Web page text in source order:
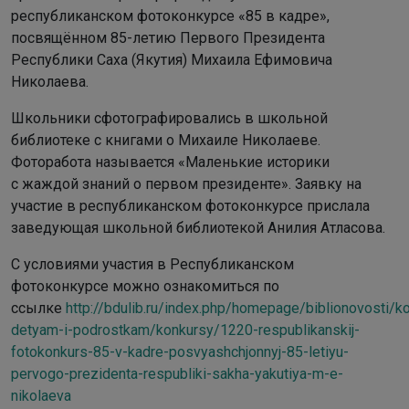
республиканском фотоконкурсе «85 в кадре»,
посвящённом 85-летию Первого Президента
Республики Саха (Якутия) Михаила Ефимовича
Николаева.
Школьники сфотографировались в школьной
библиотеке с книгами о Михаиле Николаеве.
Фоторабота называется «Маленькие историки
с жаждой знаний о первом президенте». Заявку на
участие в республиканском фотоконкурсе прислала
заведующая школьной библиотекой Анилия Атласова.
С условиями участия в Республиканском
фотоконкурсе можно ознакомиться по
ссылке http://bdulib.ru/index.php/homepage/biblionovosti/
detyam-i-podrostkam/konkursy/1220-respublikanskij-
fotokonkurs-85-v-kadre-posvyashchjonnyj-85-letiyu-
pervogo-prezidenta-respubliki-sakha-yakutiya-m-e-
nikolaeva